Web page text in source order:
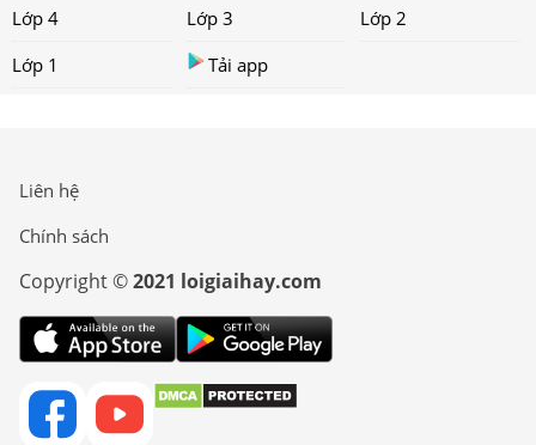
Lớp 4
Lớp 3
Lớp 2
Lớp 1
Tải app
Liên hệ
Chính sách
Copyright ©2021 loigiaihay.com